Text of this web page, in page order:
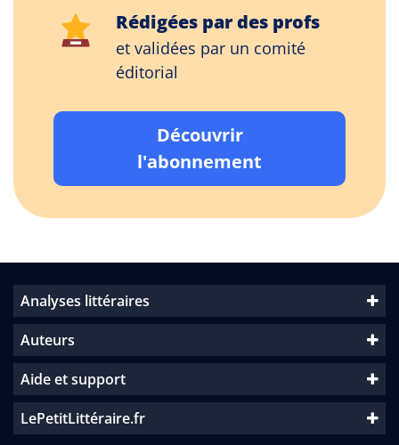
Rédigées par des profs
et validées par un comité
éditorial
Découvrir
l'abonnement
Analyses littéraires
Auteurs
Aide et support
LePetitLittéraire.fr